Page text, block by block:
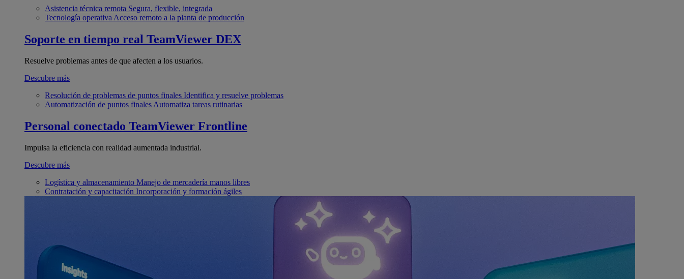
Asistencia técnica remota Segura, flexible, integrada
Tecnología operativa Acceso remoto a la planta de producción
Soporte en tiempo real TeamViewer DEX
Resuelve problemas antes de que afecten a los usuarios.
Descubre más
Resolución de problemas de puntos finales Identifica y resuelve problemas
Automatización de puntos finales Automatiza tareas rutinarias
Personal conectado TeamViewer Frontline
Impulsa la eficiencia con realidad aumentada industrial.
Descubre más
Logística y almacenamiento Manejo de mercadería manos libres
Contratación y capacitación Incorporación y formación ágiles